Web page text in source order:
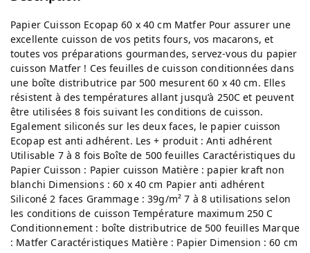
Papier Cuisson Ecopap 60 x 40 cm Matfer Pour assurer une
excellente cuisson de vos petits fours, vos macarons, et
toutes vos préparations gourmandes, servez-vous du papier
cuisson Matfer ! Ces feuilles de cuisson conditionnées dans
une boîte distributrice par 500 mesurent 60 x 40 cm. Elles
résistent à des températures allant jusqu’à 250C et peuvent
être utilisées 8 fois suivant les conditions de cuisson.
Egalement siliconés sur les deux faces, le papier cuisson
Ecopap est anti adhérent. Les + produit : Anti adhérent
Utilisable 7 à 8 fois Boîte de 500 feuilles Caractéristiques du
Papier Cuisson : Papier cuisson Matière : papier kraft non
blanchi Dimensions : 60 x 40 cm Papier anti adhérent
Siliconé 2 faces Grammage : 39g/m² 7 à 8 utilisations selon
les conditions de cuisson Température maximum 250 C
Conditionnement : boîte distributrice de 500 feuilles Marque
: Matfer Caractéristiques Matière : Papier Dimension : 60 cm